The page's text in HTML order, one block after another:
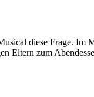
diese Frage.
Eltern zum